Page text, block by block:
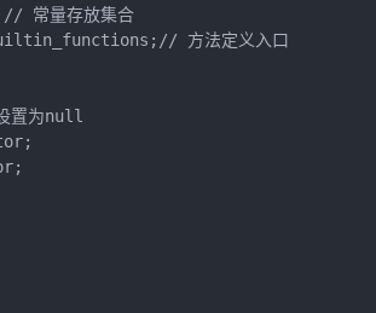
常量存放集合
方法定义入口
置为null